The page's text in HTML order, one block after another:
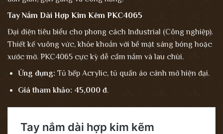
Tay Nắm Dài Hợp Kim Kẽm PKC4065
Đại diện tiêu biểu cho phong cách Industrial (Công nghiệp).
Thiết kế vuông vức, khỏe khoắn với bề mặt sáng bóng hoặc
xước mờ. PKC4065 cực kỳ dễ cầm nắm và lau chùi.
Ứng dụng: Tủ bếp Acrylic, tủ quần áo cánh mở hiện đại.
Giá tham khảo: 45,000 đ.